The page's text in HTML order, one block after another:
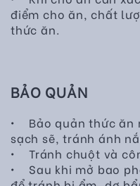
điểm cho ăn, chất
thức ăn.
BẢO QUẢN
• Bảo quản thức ăn
sạch sẽ, tránh ánh
• Tránh chuột và
• Sau khi mở bao